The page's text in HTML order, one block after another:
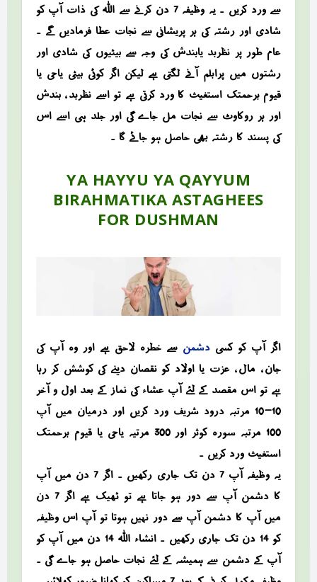
سے ورد کریں ۔ یہ وظیفہ 7 دن کرنے سے اللہ کی ذات آپ کو
شادی اور رشتہ کی ہر پریشانی سے نجات عطا فرمادیں گے ۔
عام طور پر نظربد یابندش کی وجہ سے بیٹیوں کی شادی اور
رشتوں میں پرابلم آنے لگتی ہے لیکن اگر کوئی بیٹی یاحی یا
قیوم برحمتک استغیث کا ورد کرتی ہے تو اسے نظربد ، بندش
اور ہر روکاوٹ سے نجات مل جاے گی اور جلد ہی اسے اس
کی پسند کا رشتہ بھی حاصل ہو جائے گا ۔
YA HAYYU YA QAYYUM
BIRAHMATIKA ASTAGHEES
FOR DUSHMAN
اگر آپ کو کسی دشمن سے خطرہ لاحق ہے اور وہ آپ کی
جان ، مال ، عزت یا اولاد کو نقصان دینے کی کوشش کر رہا
ہے تو اس مقصد کے لئے آپ عشاء کی نماز کے بعد اول و آخر
10-10 مرتبہ درود شریف ورد کریں اور درمیان میں آپ
100 مرتبہ سورہ کوثر اور 300 مرتیہ یاحی یا قیوم برحمتک
استغیث ورد کریں ۔
یہ وظیفہ آپ 7 دن تک جاری رکھیں ۔ اگر 7 دن میں آپ
کا دشمن آپ سے دور ہو جاتا ہے تو ٹھیک ہے اگر 7 دن
میں آپ کا دشمن آپ سے دور نہیں ہوتا تو آپ اس وظیفہ
کو 14 دن تک جاری رکھیں ۔ انشاء اللہ 14 دن میں آپ کو
آپ کے دشمن سے ہمیشہ کے لئے نجات حاصل ہو جاے گی ۔